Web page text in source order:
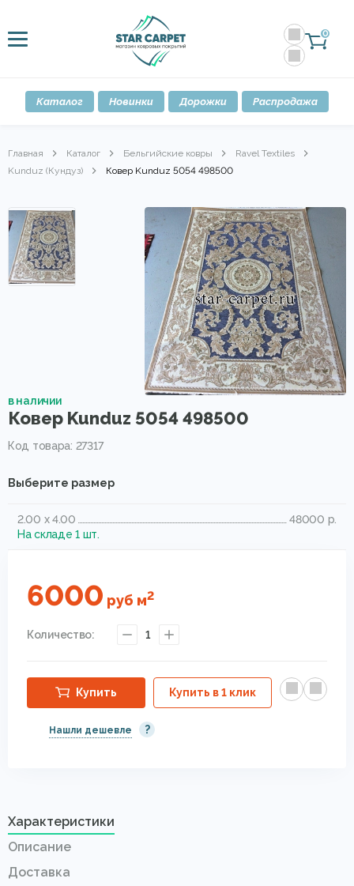
0
Каталог Новинки Дорожки Распродажа
Главная Каталог Бельгийские ковры
Ravel Textiles
Kunduz (Кундуз)
Ковер Kunduz 5054 498500
в наличии
Ковер Kunduz 5054 498500
Код товара: 27317
Выберите размер
2.00 x 4.00
48000 р.
На складе 1 шт.
6000 руб м2
Количество: 1
Купить Купить в 1 клик
Нашли дешевле ?
Характеристики
Описание
Доставка